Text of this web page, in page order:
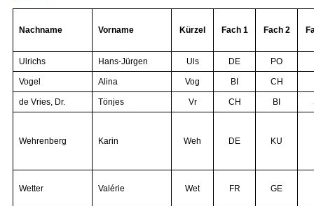
Nachname Vorname Kürzel Fach 1 Fach 2
Ulrichs Hans-Jürgen Uls DE PO
Vogel Alina Vog BI CH
de Vries, Dr. Tönjes Vr CH BI
Wehrenberg Karin Weh DE KU
Wetter Valérie Wet FR GE